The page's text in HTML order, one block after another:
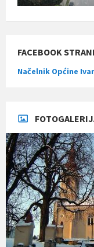
FACEBOOK
Načelnik Općine